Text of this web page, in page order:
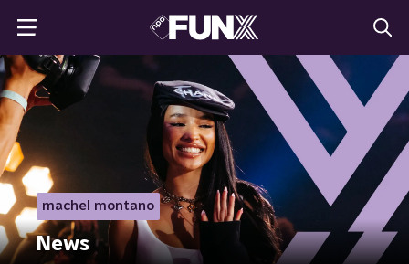
machel montano
News